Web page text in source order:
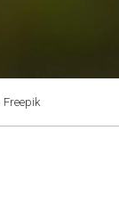
Freepik